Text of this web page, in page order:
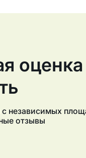
с независимых
отзывы